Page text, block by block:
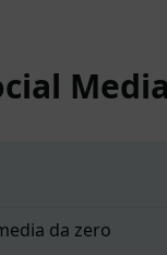
Media
da zero